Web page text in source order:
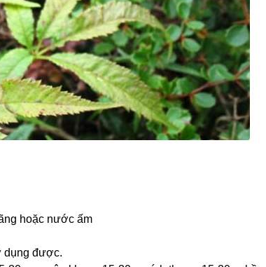
hoặc nước ấm
dụng được.